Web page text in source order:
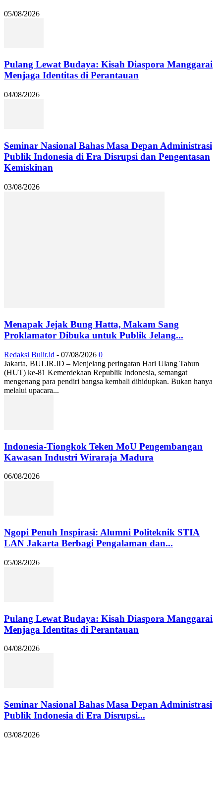
05/08/2026
Pulang Lewat Budaya: Kisah Diaspora Manggarai
Menjaga Identitas di Perantauan
04/08/2026
Seminar Nasional Bahas Masa Depan Administrasi
Publik Indonesia di Era Disrupsi dan Pengentasan
Kemiskinan
03/08/2026
Menapak Jejak Bung Hatta, Makam Sang
Proklamator Dibuka untuk Publik Jelang...
Redaksi Bulir.id - 07/08/2026 0
Jakarta, BULIR.ID – Menjelang peringatan Hari Ulang Tahun
(HUT) ke-81 Kemerdekaan Republik Indonesia, semangat
mengenang para pendiri bangsa kembali dihidupkan. Bukan hanya
melalui upacara...
Indonesia-Tiongkok Teken MoU Pengembangan
Kawasan Industri Wiraraja Madura
06/08/2026
Ngopi Penuh Inspirasi: Alumni Politeknik STIA
LAN Jakarta Berbagi Pengalaman dan...
05/08/2026
Pulang Lewat Budaya: Kisah Diaspora Manggarai
Menjaga Identitas di Perantauan
04/08/2026
Seminar Nasional Bahas Masa Depan Administrasi
Publik Indonesia di Era Disrupsi...
03/08/2026